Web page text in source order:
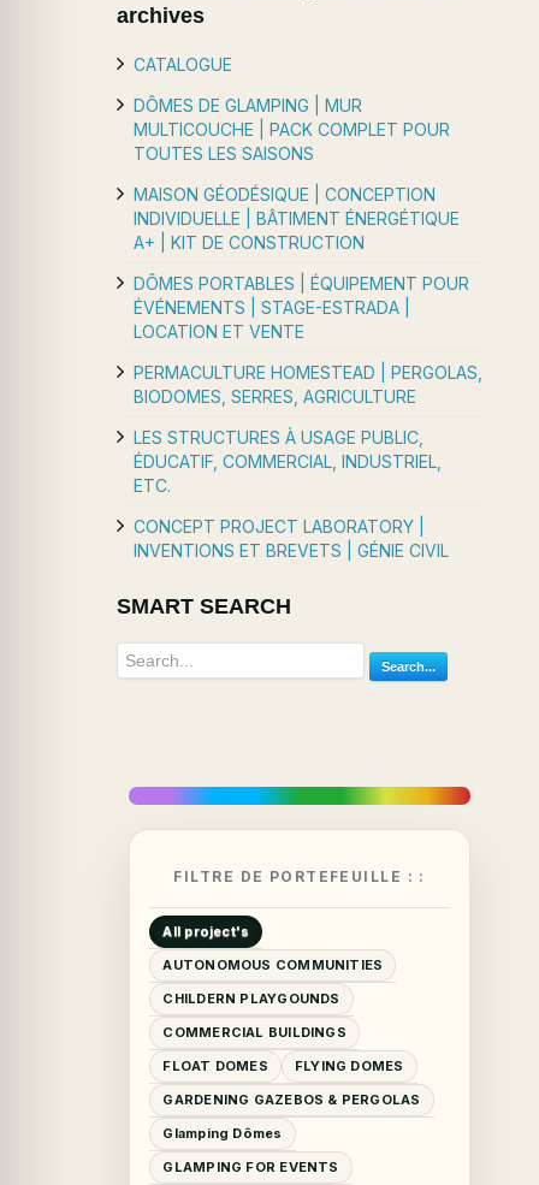
archives
CATALOGUE
DÔMES DE GLAMPING | MUR
MULTICOUCHE | PACK COMPLET POUR
TOUTES LES SAISONS
MAISON GÉODÉSIQUE | CONCEPTION
INDIVIDUELLE | BÂTIMENT ÉNERGÉTIQUE
A+ | KIT DE CONSTRUCTION
DÔMES PORTABLES | ÉQUIPEMENT POUR
ÉVÉNEMENTS | STAGE-ESTRADA |
LOCATION ET VENTE
PERMACULTURE HOMESTEAD | PERGOLAS,
BIODOMES, SERRES, AGRICULTURE
LES STRUCTURES À USAGE PUBLIC,
ÉDUCATIF, COMMERCIAL, INDUSTRIEL,
ETC.
CONCEPT PROJECT LABORATORY |
INVENTIONS ET BREVETS | GÉNIE CIVIL
SMART SEARCH
Search...
FILTRE DE PORTEFEUILLE : :
All project's
AUTONOMOUS COMMUNITIES
CHILDERN PLAYGOUNDS
COMMERCIAL BUILDINGS
FLOAT DOMES
FLYING DOMES
GARDENING GAZEBOS & PERGOLAS
Glamping Dômes
GLAMPING FOR EVENTS